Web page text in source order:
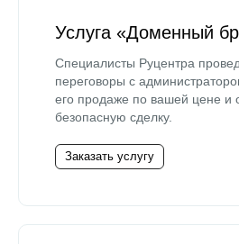
Услуга «Доменный
Специалисты Руцентра
переговоры с
его продаже по вашей цене и
безопасную сделку.
Заказать услугу